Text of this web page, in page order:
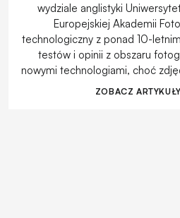
wydziale anglistyki
Europejskiej Akademii
technologiczny z ponad 10-
testów i opinii z obszaru
nowymi technologiami, choć
ZOBACZ